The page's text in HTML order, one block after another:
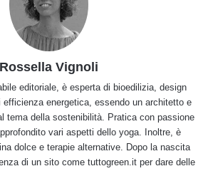
Rossella Vignoli
editoriale, è esperta di bioedilizia, design
energetica, essendo un architetto e
tema della sostenibilità. Pratica con passione
vari aspetti dello yoga. Inoltre, è
dolce e terapie alternative. Dopo la nascita
di un sito come tuttogreen.it per dare delle